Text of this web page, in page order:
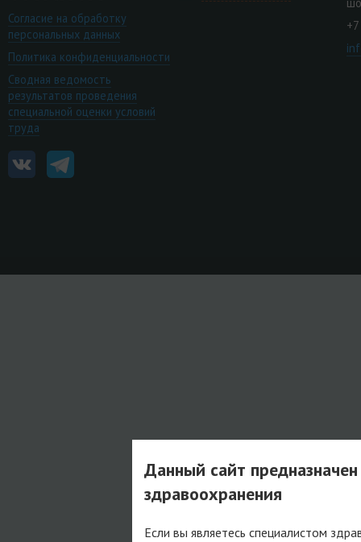
Согласие на обработку
персональных данных
Политика конфиденциальности
Сводная ведомость
результатов проведения
специальной оценки условий
труда
Данный сайт
здравоохранения
Если вы являетесь специалистом